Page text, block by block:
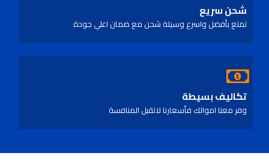
شحن سريع
تمتع بأفضل واسرع وسيلة شحن مع ضمان اعلي جودة
تكاليف بسيطة
وفر معنا اموالك فأسعارنا لاتقبل المنافسة